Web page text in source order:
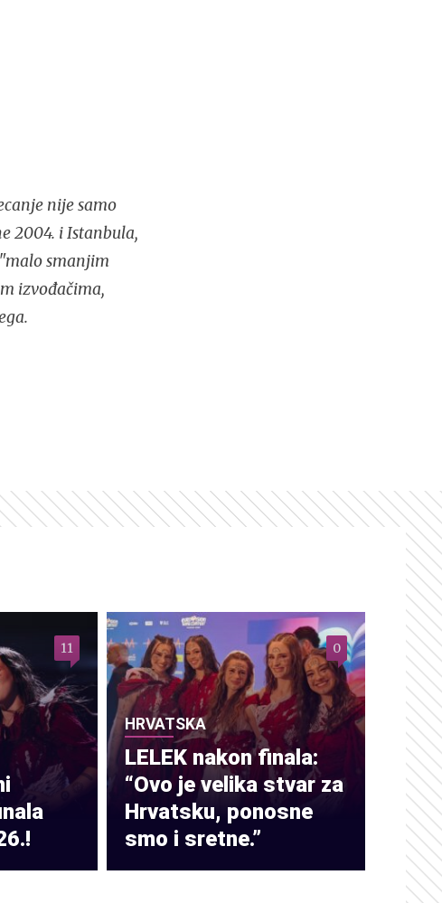
nije samo
2004. i Istanbula,
smanjim
izvođačima,
11
HRVATSKA
LELEK nakon finala:
“Ovo je velika stvar za
Hrvatsku, ponosne
smo i sretne.”
0